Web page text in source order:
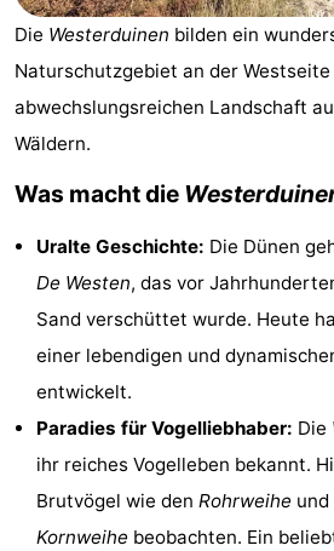
Cocksdorp
De
-
De
Waal
-
Oosterend
Natur
Schönste
Aussichtspunkte
Übernachten
Appartements
Bosch
De
Die Westerduinen bilden ein
Naturschutzgebiet an der Westseite
abwechslungsreichen Landschaft
Wäldern.
Was macht die
Uralte Geschichte: Die Dünen
De Westen, das vor
Sand verschüttet wurde. Heute
einer lebendigen und
entwickelt.
Paradies für Vogelliebhaber: Die
ihr reiches Vogelleben bekannt.
Brutvögel wie den Rohrweihe
Kornweihe beobachten. Ein